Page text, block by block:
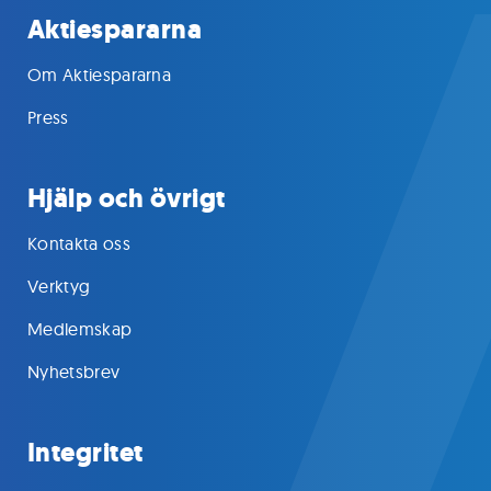
Aktiespararna
Om Aktiespararna
Press
Hjälp och övrigt
Kontakta oss
Verktyg
Medlemskap
Nyhetsbrev
Integritet